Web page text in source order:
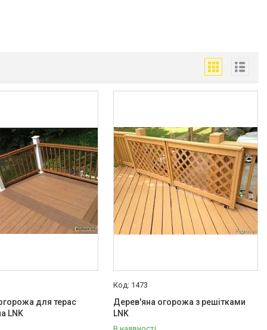
для терас
LNK
1473
Дерев'яна огорожа з решітками
LNK